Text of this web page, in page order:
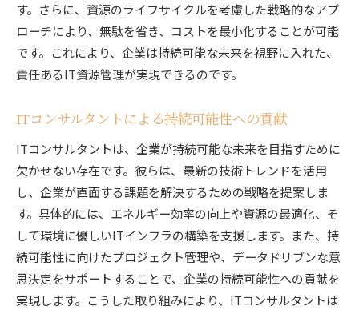
す。さらに、資源のライフサイクルを考慮した戦略的なアプ
ローチにより、無駄を省き、コストを最小化することが可能
です。これにより、企業は持続可能な未来を視野に入れた、
責任あるIT資源管理が実現できるのです。
ITコンサルタントによる持続可能性への貢献
ITコンサルタントは、企業が持続可能な未来を目指すために
欠かせない存在です。彼らは、最新の技術トレンドを活用
し、企業が直面する課題を解決するための戦略を提案しま
す。具体的には、エネルギー効率の向上や資源の最適化、そ
して環境に優しいITインフラの構築を支援します。また、持
続可能性に向けたプロジェクト管理や、データドリブンな意
思決定をサポートすることで、企業の持続可能性への貢献を
実現します。こうした取り組みにより、ITコンサルタントは